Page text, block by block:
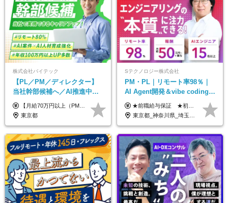
株式会社バイテック
【PL／PM／ディレクター】
当社幹部候補へ／AI推進中！
目指せるAI人材／年収800万円
以上可／リモート80％
【月給70万円以上（PM）／想定年収840万円以上】 ★詳しくは下記をご参照ください！ ■SE/PL/テスト計画以降などの上流フェーズ 月給53万円以上 ※想定年収636万円以上 ■PM/ディレクター（管理職・幹部候補） 月給70万円以上 ※想定年収840万円以上 ※単価の変動により給与も随時更新（完全単価連動型） ※育成枠については個人の経験・能力を考慮し決定 ※超過勤務については別途残業手当を支給 【固定残業代について】 なし（残業代は、実際の労働時間に応じて別途全額支給）
東京都
Sテクノロジー株式会社
PM・PL｜リモート率98％｜
AI Agent開発＆vibe coding｜
AIエンジニアチームをリード
★前職給与保証 ★初年度年収700～800万円も可能 月給50万円～90万円＋賞与年2回＋各種手当 ◎スキルや経験などを考慮。前職から給与アップをお約束します！ ◎上記月給には固定残業代30時間分(95000円～)を含みます。超過した場合は追加支給します ◎試用期間は6ヵ月あり。その間の給与・待遇に差異はありません
東京都_神奈川県_埼玉県_千葉県_大阪府_愛知県_北海道_青森県_岩手県_宮城県_秋田県_山形県_福島県_茨城県_栃木県_群馬県_新潟県_山梨県_長野県_富山県_石川県_福井県_静岡県_岐阜県_三重県_兵庫県_京都府_滋賀県_奈良県_和歌山県_広島県_岡山県_鳥取県_島根県_山口県_徳島県_香川県_愛媛県_高知県_福岡県_熊本県_佐賀県_長崎県_大分県_宮崎県_鹿児島県_沖縄県